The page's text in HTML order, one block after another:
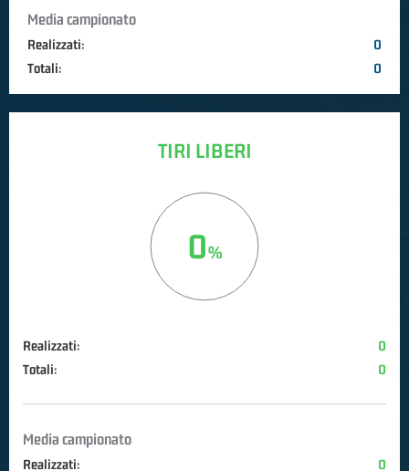
Media campionato
Realizzati:
0
Totali:
0
TIRI LIBERI
0
Realizzati:
0
Totali:
0
Media campionato
Realizzati:
0